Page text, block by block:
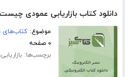
دانلود کتاب بازاریابی عمودی
موضوع:کتاب‌های
۰ صفحه
برچسب‌ها:بازاریابی،